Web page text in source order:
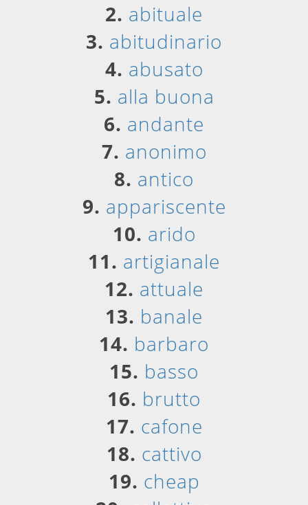
2. abituale
3. abitudinario
4. abusato
5. alla buona
6. andante
7. anonimo
8. antico
9. appariscente
10. arido
11. artigianale
12. attuale
13. banale
14. barbaro
15. basso
16. brutto
17. cafone
18. cattivo
19. cheap